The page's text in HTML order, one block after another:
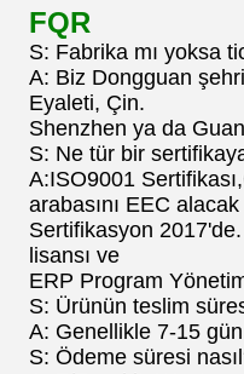
FQR
S: Fabrika mı yoksa
A: Biz Dongguan
Eyaleti, Çin.
Shenzhen ya da
S: Ne tür bir
A:ISO9001
arabasını EEC alacak
Sertifikasyon
lisansı ve
ERP Program
S: Ürünün teslim
A: Genellikle 7-15
S: Ödeme süresi